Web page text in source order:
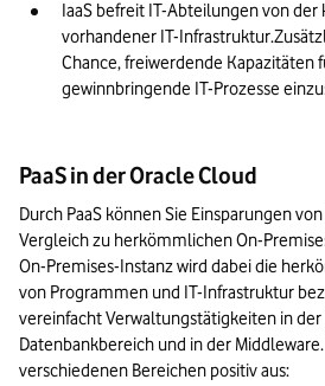
IaaS befreit IT-Abteilungen von der
vorhandener IT-
Chance, freiwerdende Kapazitäten
gewinnbringende IT-Prozesse
PaaS in der Oracle Cloud
Durch PaaS können Sie Einsparungen
Vergleich zu herkömmlichen On-
On-Premises-Instanz wird dabei die
von Programmen und IT-Infrastruktur
vereinfacht Verwaltungstätigkeiten in
Datenbankbereich und in der
verschiedenen Bereichen positiv aus: